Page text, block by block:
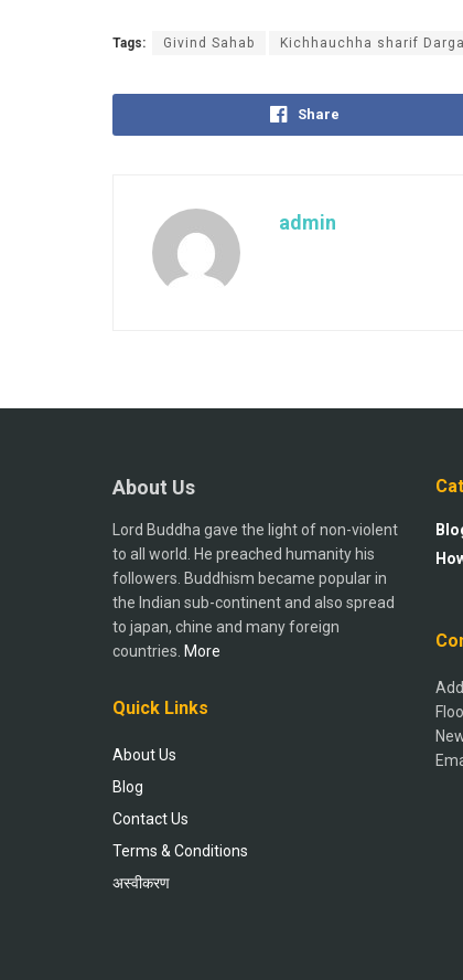
Tags: Givind Sahab Kichhauchha sharif
Share
admin
About Us
Lord Buddha gave the light of non-violent
to all world. He preached humanity his
followers. Buddhism became popular in
the Indian sub-continent and also spread
to japan, chine and many foreign
countries. More
Quick Links
About Us
Blog
Contact Us
Terms & Conditions
अस्वीकरण